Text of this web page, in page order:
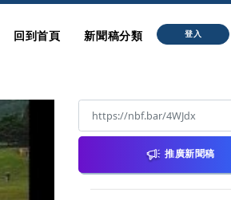
回到首頁 新聞稿分類 登入
推廣新聞稿